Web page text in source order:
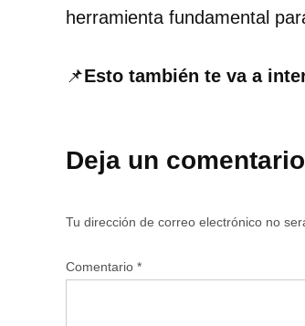
herramienta fundamental
📌Esto también te va a
Deja un comentario
Tu dirección de correo electrónico no
Comentario *